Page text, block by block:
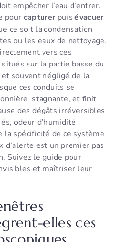
empêcher l’eau d’entrer.
pour capturer puisévacuer
ce soit la condensation
ou les eaux de nettoyage.
vers ces
sur la partie basse du
souvent négligé de la
ces conduits se
stagnante, et finit
des dégâts irréversibles
odeur d’humidité
la spécificité de ce système
d’alerte est un premier pas
Suivez le guide pour
et maîtriser leur
elles ces